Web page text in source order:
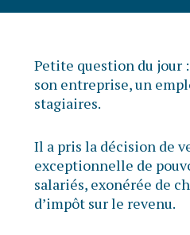
Petite question du jour
son entreprise, un
stagiaires.
Il a pris la décision de
exceptionnelle de
salariés, exonérée de
d’impôt sur le revenu.